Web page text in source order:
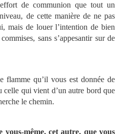
de communion que tout un
de cette manière de ne pas
mais de louer l’intention de bien
sans s’appesantir sur de
flamme qu’il vous est donnée de
qui vient d’un autre bord que
le chemin.
vous-même, cet autre, que vous